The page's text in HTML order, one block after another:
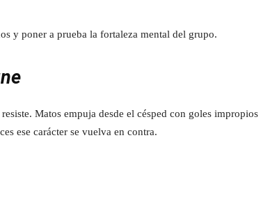
y poner a prueba la fortaleza mental del grupo.
Matos empuja desde el césped con goles impropios
ese carácter se vuelva en contra.